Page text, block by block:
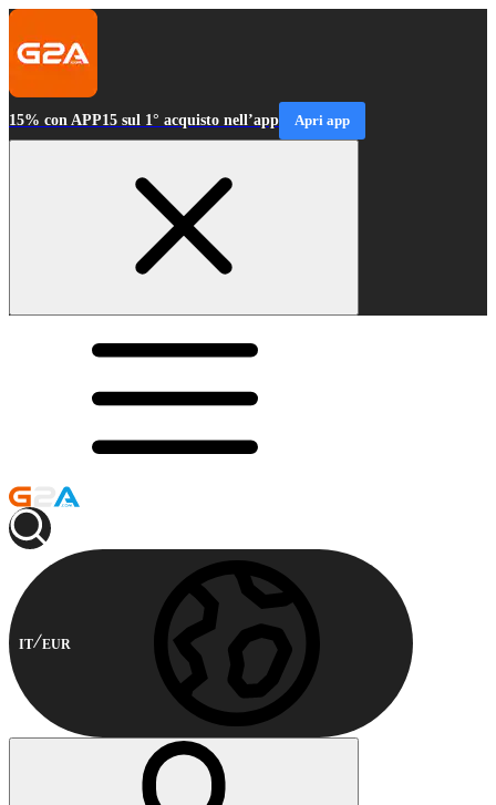
15% con APP15 sul 1° acquisto nell’app Apri app
IT EUR